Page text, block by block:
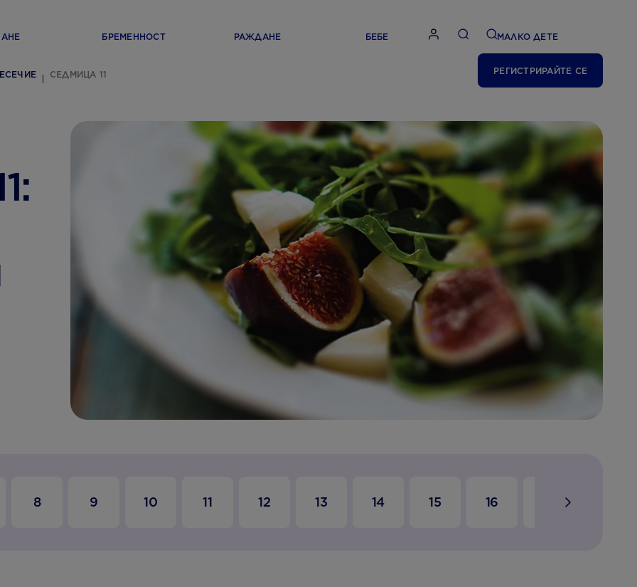
РЕГИСТРИРАЙТЕ СЕ
БРЕМЕННОСТ РАЖДАНЕ БЕБЕ МАЛКО ДЕТЕ
СЕДМИЦА 11
8 9 10 11 12 13 14 15 16